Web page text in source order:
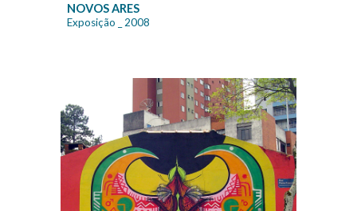
NOVOS ARES
Exposição _ 2008